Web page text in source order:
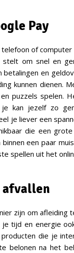
Pay
of
om snel en
en
kunnen dienen.
puzzels spelen.
kan jezelf zo
je liever een
die een
een paar
spellen uit het
afvallen
zijn om afleiding
tijd en energie
die je
belonen na het